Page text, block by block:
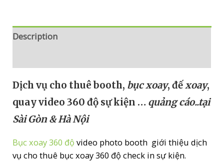
KIỆN
quantity
Description
Dịch vụ cho thuê booth, bục xoay, đếxoay,
quay video 360 độ sự kiện … quảng cáo..tại
Sài Gòn & Hà Nội
Bục xoay 360 độ video photo booth giới thiệu dịch
vụ cho thuê bục xoay 360 độ check in sự kiện.